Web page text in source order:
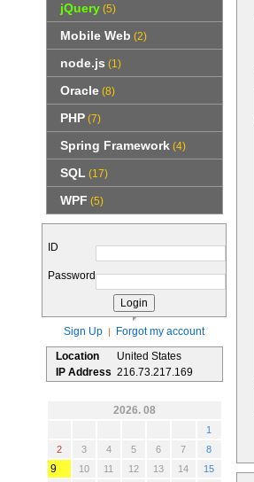
jQuery (5)
Mobile Web (2)
node.js (1)
Oracle (8)
PHP (7)
Spring Framework (4)
SQL (17)
WPF (5)
ID
Password
Sign Up |
Forgot my account
Location
United States
IP Address 216.73.217.169
2026. 08
1
2
3 4 5 6 7 8
9 10 11 12 13 14 15